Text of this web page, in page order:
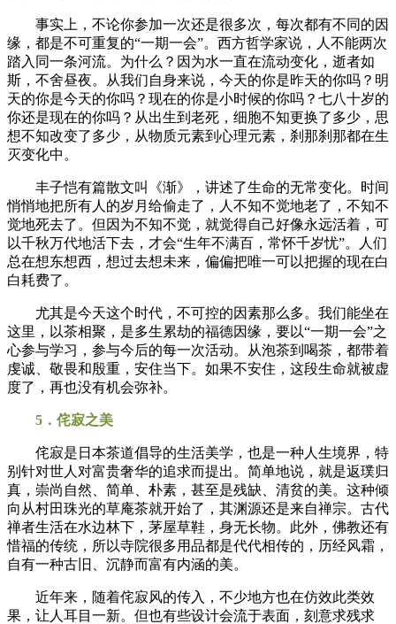
事实上，不论你参加一次还是很多次，每次都有不同的因
缘，都是不可重复的“一期一会”。西方哲学家说，人不能两次
踏入同一条河流。为什么？因为水一直在流动变化，逝者如
斯，不舍昼夜。从我们自身来说，今天的你是昨天的你吗？明
天的你是今天的你吗？现在的你是小时候的你吗？七八十岁的
你还是现在的你吗？从出生到老死，细胞不知更换了多少，思
想不知改变了多少，从物质元素到心理元素，刹那刹那都在生
灭变化中。
丰子恺有篇散文叫《渐》，讲述了生命的无常变化。时间
悄悄地把所有人的岁月给偷走了，人不知不觉地老了，不知不
觉地死去了。但因为不知不觉，就觉得自己好像永远活着，可
以千秋万代地活下去，才会“生年不满百，常怀千岁忧”。人们
总在想东想西，想过去想未来，偏偏把唯一可以把握的现在白
白耗费了。
尤其是今天这个时代，不可控的因素那么多。我们能坐在
这里，以茶相聚，是多生累劫的福德因缘，要以“一期一会”之
心参与学习，参与今后的每一次活动。从泡茶到喝茶，都带着
虔诚、敬畏和殷重，安住当下。如果不安住，这段生命就被虚
度了，再也没有机会弥补。
5．侘寂之美
侘寂是日本茶道倡导的生活美学，也是一种人生境界，特
别针对世人对富贵奢华的追求而提出。简单地说，就是返璞归
真，崇尚自然、简单、朴素，甚至是残缺、清贫的美。这种倾
向从村田珠光的草庵茶就开始了，其渊源还是来自禅宗。古代
禅者生活在水边林下，茅屋草鞋，身无长物。此外，佛教还有
惜福的传统，所以寺院很多用品都是代代相传的，历经风霜，
自有一种古旧、沉静而富有内涵的美。
近年来，随着侘寂风的传入，不少地方也在仿效此类效
果，让人耳目一新。但也有些设计会流于表面，刻意求残求